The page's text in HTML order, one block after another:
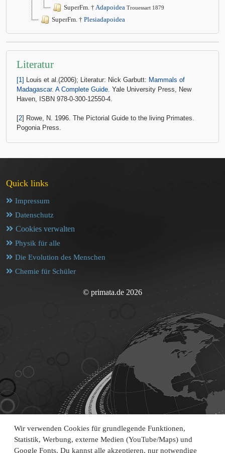
Wir verwenden Cookies für grundlegende Funktionen,
Statistik, Werbung, externe Medien (YouTube/Maps) und
Google Fonts. Du kannst alle akzeptieren, nur notwendige
SuperFm. † Adapoidea Trouessart 1879
SuperFm. † Plesiadapoidea
Literatur
[1] Louis et al.(2006); Literatur: Nick Garbutt: Mammals of
Madagascar. A Complete Guide. Yale University Press, New
Haven, ISBN 978-0-300-12550-4.
[2] Rowe, N. 1996. The Pictorial Guide to the living Primates.
Pogonia Press.
Quick links
Impressum
Datenschutz
Cookies verwalten
Physik für alle
Die Evolution des Menschen
Chemie für Schüler
© primata.de 2026